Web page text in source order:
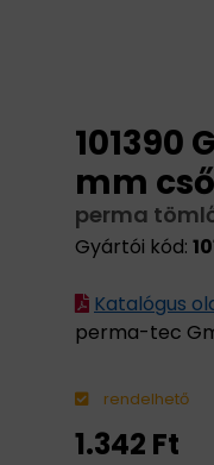
101390
mm
perma
Gyártói kód:
Katalógus
perma-tec
rendelhető
1.342 Ft